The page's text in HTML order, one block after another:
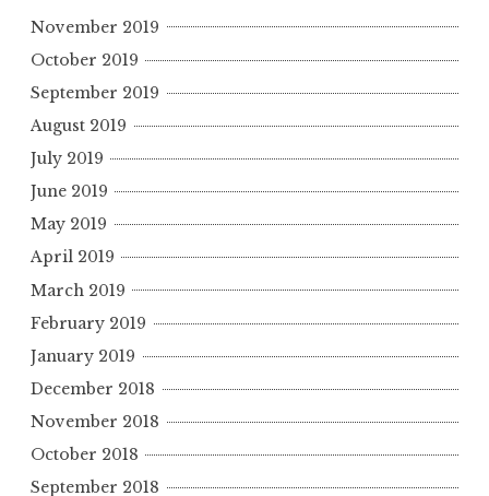
November 2019
October 2019
September 2019
August 2019
July 2019
June 2019
May 2019
April 2019
March 2019
February 2019
January 2019
December 2018
November 2018
October 2018
September 2018